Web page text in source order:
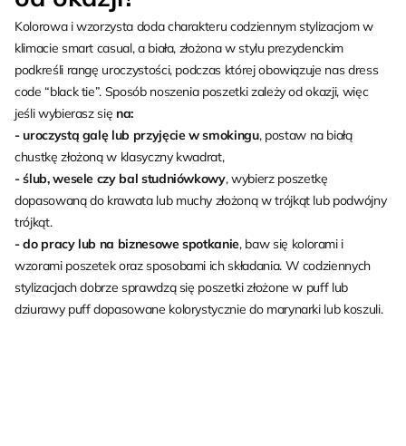
Kolorowa i wzorzysta doda charakteru codziennym stylizacjom w
klimacie smart casual, a biała, złożona w stylu prezydenckim
podkreśli rangę uroczystości, podczas której obowiązuje nas dress
code “black tie”. Sposób noszenia poszetki zależy od okazji, więc
jeśli wybierasz się na:
- uroczystą galę lub przyjęcie w smokingu, postaw na białą
chustkę złożoną w klasyczny kwadrat,
- ślub, wesele czy bal studniówkowy, wybierz poszetkę
dopasowaną do krawata lub muchy złożoną w trójkąt lub podwójny
trójkąt.
- do pracy lub na biznesowe spotkanie, baw się kolorami i
wzorami poszetek oraz sposobami ich składania. W codziennych
stylizacjach dobrze sprawdzą się poszetki złożone w puff lub
dziurawy puff dopasowane kolorystycznie do marynarki lub koszuli.